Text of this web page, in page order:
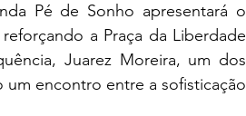
Pé de Sonho apresentará o
a Praça da Liberdade
Juarez Moreira, um dos
encontro entre a sofisticação